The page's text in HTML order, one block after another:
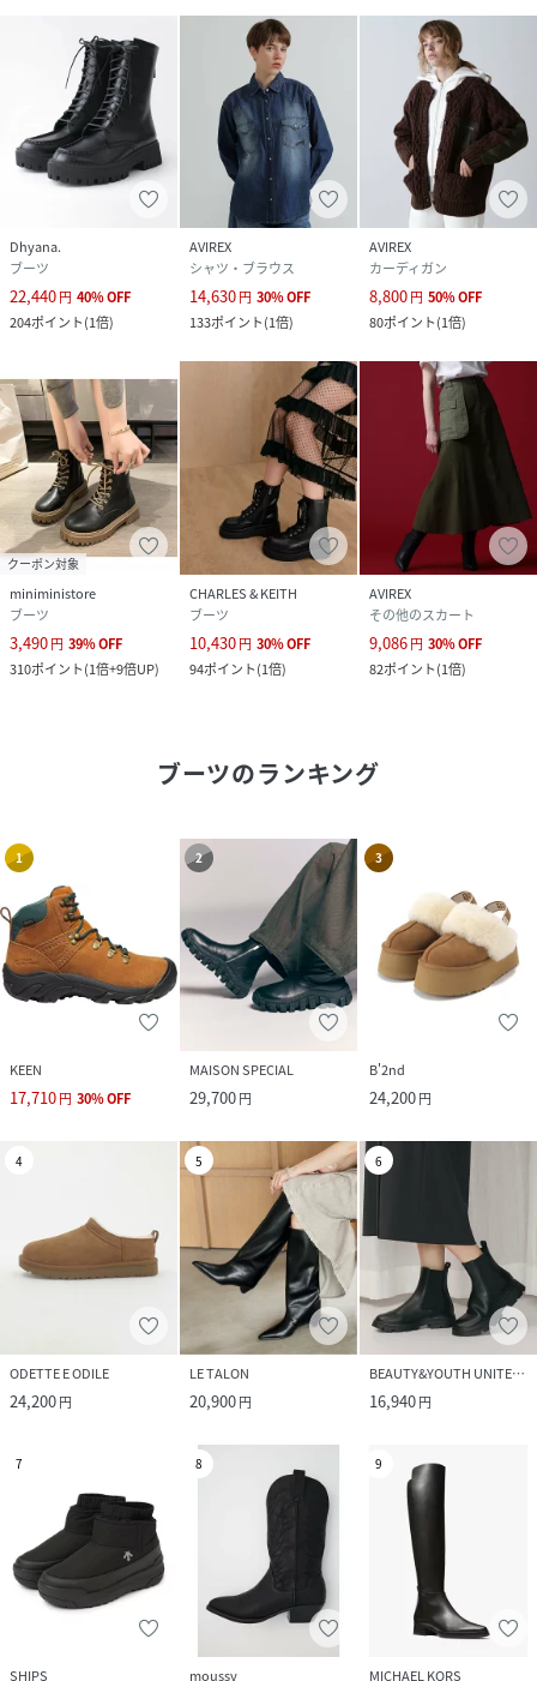
Dhyana.
ブーツ
22,440円 40%OFF
204ポイント(1倍)
AVIREX
シャツ・ブラウス
14,630円 30%OFF
133ポイント(1倍)
AVIREX
カーディガン
8,800円 50%OFF
80ポイント(1倍)
クーポン対象
miniministore
ブーツ
3,490円 39%OFF
310ポイント(1倍+9倍UP)
CHARLES & KEITH
ブーツ
10,430円 30%OFF
94ポイント(1倍)
AVIREX
その他のスカート
9,086円 30%OFF
82ポイント(1倍)
ブーツのランキング
1
KEEN
17,710円 30%OFF
2
MAISON SPECIAL
29,700円
3
B'2nd
24,200円
4
ODETTE E ODILE
24,200円
5
LE TALON
20,900円
6
BEAUTY&YOUTH UNITED ARROWS
16,940円
7
SHIPS
8
moussy
9
MICHAEL KORS